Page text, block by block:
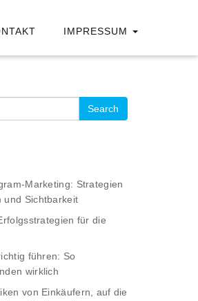
IMPRESSUM
Marketing: Strategien
und Sichtbarkeit
für die
führen: So
wirklich
von Einkäufern, auf die